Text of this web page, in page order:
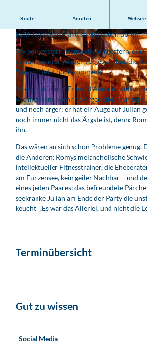
© Veranstalter
© Academixer
Route Anrufen Website
Fünf Jahre Ehe – und so viel Leben übrig!
Sex war gestern, Romantik vorgestern, eine
es nur, wenn er wieder vergessen hat, die
Was soll jetzt noch kommen?
Stress, natürlich. Er heißt Alain, ist Julians
wie meistens, wenn es Ärger gibt,
und noch ärger: er hat ein Auge auf Julian
noch immer nicht das Ärgste ist, denn:
ihn.
Das wären an sich schon Probleme genug.
die Anderen: Romys melancholische
intellektueller Fitnesstrainer, die
am Funzensee, kein geiler Nachbar – und
eines jeden Paares: das befreundete
seekranke Julian am Ende der Party die
keucht: „Es war das Allerlei, und nicht die
Terminübersicht
Gut zu wissen
Social Media